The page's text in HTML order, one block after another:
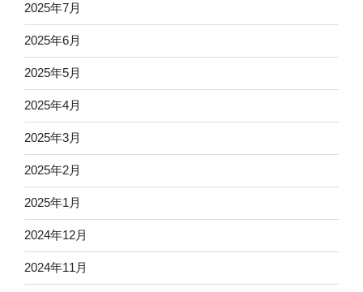
2025年7月
2025年6月
2025年5月
2025年4月
2025年3月
2025年2月
2025年1月
2024年12月
2024年11月